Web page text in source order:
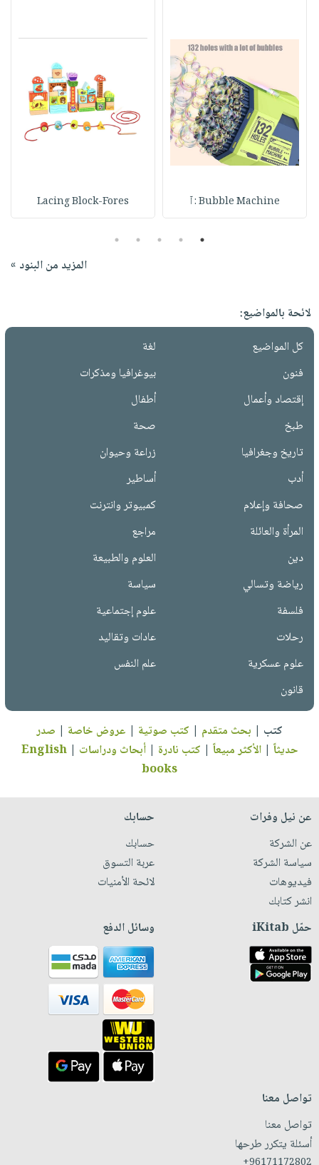
Bubble Machine : آ Lacing Block-Fores
1
2
3
4
5
المزيد من البنود »
لائحة بالمواضيع:
كل المواضيع
لغة
فنون
بيوغرافيا ومذكرات
إقتصاد وأعمال
أطفال
طبخ
صحة
تاريخ وجغرافيا
زراعة وحيوان
أدب
أساطير
صحافة وإعلام
كمبيوتر وانترنت
المرأة والعائلة
مراجع
دين
العلوم والطبيعة
رياضة وتسالي
سياسة
فلسفة
علوم إجتماعية
رحلات
عادات وتقاليد
علوم عسكرية
علم النفس
قانون
كتب | بحث متقدم | كتب صوتية | عروض خاصة | صدر
حديثاً |الأكثر مبيعاً | كتب نادرة |أبحاث ودراسات |
English
books
عن نيل وفرات
عن الشركة
سياسة الشركة
فيديوهات
انشر كتابك
حسابك
حسابك
عربة التسوق
لائحة الأمنيات
حمّل iKitab وسائل الدفع
تواصل معنا
تواصل معنا
أسئلة يتكرر طرحها